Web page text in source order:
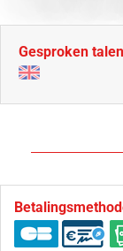
Gesproken talen